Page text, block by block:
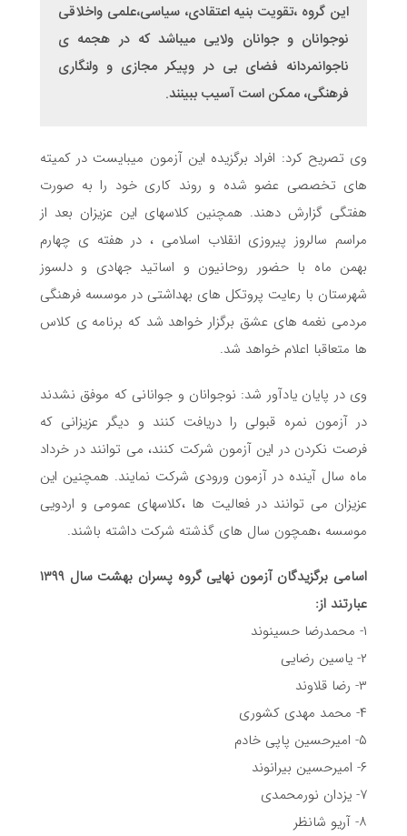
این گروه ،تقویت بنیه اعتقادی، سیاسی،علمی واخلاقی
نوجوانان و جوانان ولایی میباشد که در هجمه ی
ناجوانمردانه فضای بی در وپیکر مجازی و ولنگاری
فرهنگی، ممکن است آسیب ببینند.
وی تصریح کرد: افراد برگزیده این آزمون میبایست در کمیته
های تخصصی عضو شده و روند کاری خود را به صورت
هفتگی گزارش دهند. همچنین کلاسهای این عزیزان بعد از
مراسم سالروز پیروزی انقلاب اسلامی ، در هفته ی چهارم
بهمن ماه با حضور روحانیون و اساتید جهادی و دلسوز
شهرستان با رعایت پروتکل های بهداشتی در موسسه فرهنگی
مردمی نغمه های عشق برگزار خواهد شد که برنامه ی کلاس
ها متعاقبا اعلام خواهد شد.
وی در پایان یادآور شد: نوجوانان و جوانانی که موفق نشدند
در آزمون نمره قبولی را دریافت کنند و ديگر عزیزانی که
فرصت نکردن در این آزمون شرکت کنند، می توانند در خرداد
ماه سال آینده در آزمون ورودی شرکت نمایند. همچنین این
عزیزان می توانند در فعالیت ها ،کلاسهای عمومی و اردویی
موسسه ،همچون سال های گذشته شرکت داشته باشند.
اسامی برگزیدگان آزمون نهایی گروه پسران بهشت سال ۱۳۹۹
عبارتند از:
۱- محمدرضا حسینوند
۲- یاسین رضایی
۳- رضا قلاوند
۴- محمد مهدی کشوری
۵- امیرحسین پاپی خادم
۶- امیرحسین بیرانوند
۷- یزدان نورمحمدی
۸- آریو شانظر